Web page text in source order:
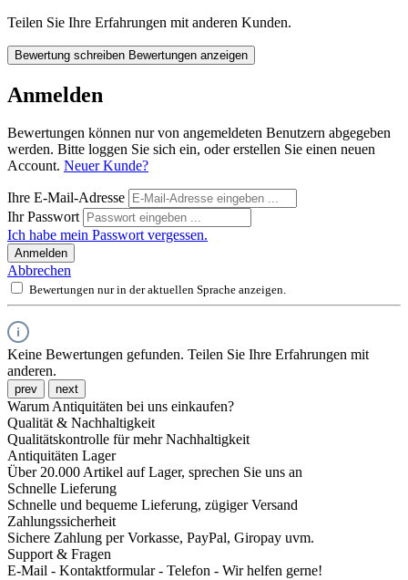
Teilen Sie Ihre Erfahrungen mit anderen Kunden.
Bewertung schreiben Bewertungen anzeigen
Anmelden
Bewertungen können nur von angemeldeten Benutzern abgegeben
werden. Bitte loggen Sie sich ein, oder erstellen Sie einen neuen
Account. Neuer Kunde?
Ihre E-Mail-Adresse
Ihr Passwort
Ich habe mein Passwort vergessen.
Anmelden
Abbrechen
Bewertungen nur in der aktuellen Sprache anzeigen.
Keine Bewertungen gefunden. Teilen Sie Ihre Erfahrungen mit
anderen.
prev next
Warum Antiquitäten bei uns einkaufen?
Qualität & Nachhaltigkeit
Qualitätskontrolle für mehr Nachhaltigkeit
Antiquitäten Lager
Über 20.000 Artikel auf Lager, sprechen Sie uns an
Schnelle Lieferung
Schnelle und bequeme Lieferung, zügiger Versand
Zahlungssicherheit
Sichere Zahlung per Vorkasse, PayPal, Giropay uvm.
Support & Fragen
E-Mail - Kontaktformular - Telefon - Wir helfen gerne!